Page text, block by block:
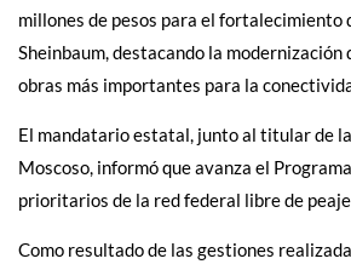
millones de pesos para el
Sheinbaum, destacando la
obras más importantes para la
El mandatario estatal, junto al titular de
Moscoso, informó que avanza el
prioritarios de la red federal libre de peaje
Como resultado de las gestiones